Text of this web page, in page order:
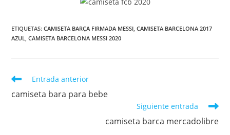
ETIQUETAS:CAMISETA BARÇA FIRMADA MESSI, CAMISETA BARCELONA 2017
AZUL, CAMISETA BARCELONA MESSI 2020
Leer
artículos
Entrada anterior
camiseta bara para bebe
Siguiente entrada
camiseta barca mercadolibre